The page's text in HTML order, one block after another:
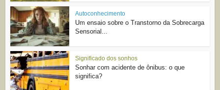
Autoconhecimento
Um ensaio sobre o Transtorno da Sobrecarga
Sensorial...
Significado dos sonhos
Sonhar com acidente de ônibus: o que
significa?